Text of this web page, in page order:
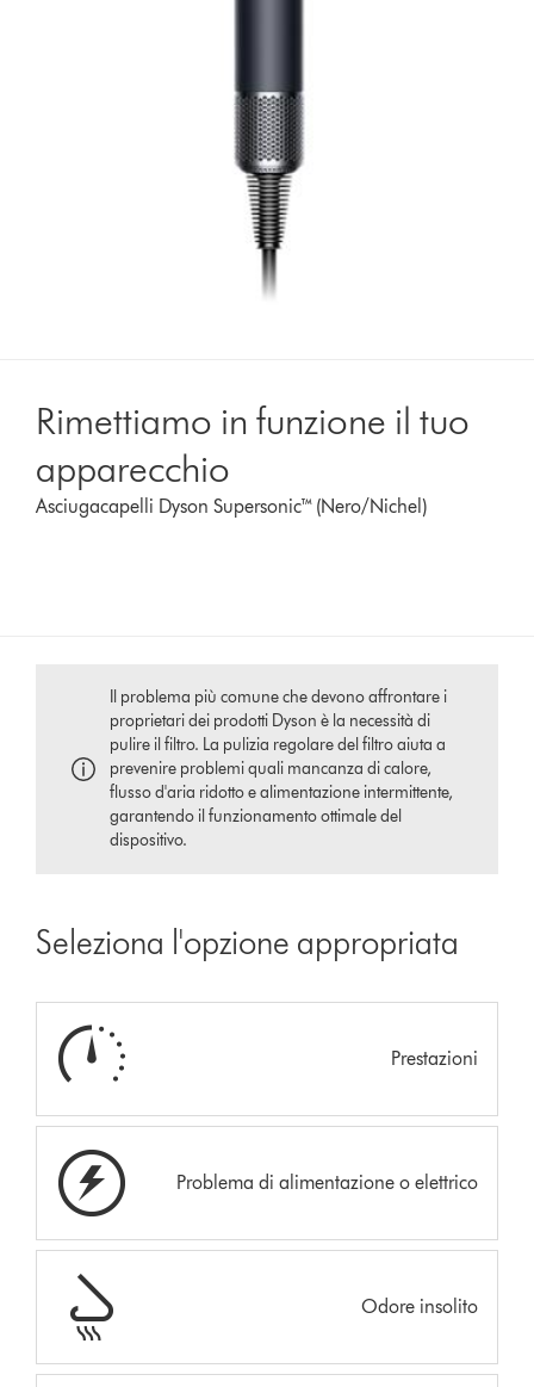
Rimettiamo in funzione il tuo
apparecchio
Asciugacapelli Dyson Supersonic™ (Nero/Nichel)
Il problema più comune che devono affrontare i
proprietari dei prodotti Dyson è la necessità di
pulire il filtro. La pulizia regolare del filtro aiuta a
prevenire problemi quali mancanza di calore,
flusso d'aria ridotto e alimentazione intermittente,
garantendo il funzionamento ottimale del
dispositivo.
Seleziona l'opzione appropriata
Prestazioni
Problema di alimentazione o elettrico
Odore insolito